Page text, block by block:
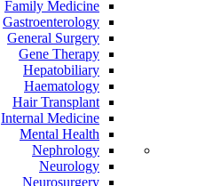
Family Medicine
Gastroenterology
General Surgery
Gene Therapy
Hepatobiliary
Haematology
Hair Transplant
Internal Medicine
Mental Health
Nephrology
Neurology
Neurosurgery